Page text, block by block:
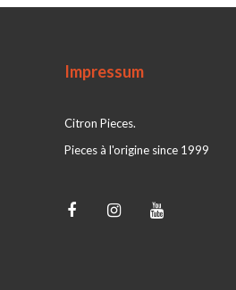
Impressum
Citron Pieces.
Pieces à l'origine since 1999